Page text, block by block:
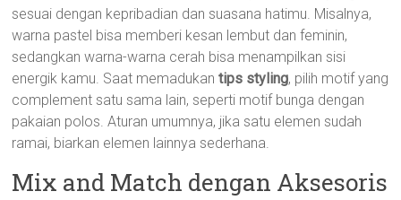
sesuai dengan kepribadian dan suasana hatimu. Misalnya,
warna pastel bisa memberi kesan lembut dan feminin,
sedangkan warna-warna cerah bisa menampilkan sisi
energik kamu. Saat memadukantips styling, pilih motif yang
complement satu sama lain, seperti motif bunga dengan
pakaian polos. Aturan umumnya, jika satu elemen sudah
ramai, biarkan elemen lainnya sederhana.
Mix and Match dengan Aksesoris